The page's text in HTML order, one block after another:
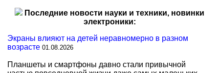
Последние новости науки и техники, новинки
электроники:
Экраны влияют на детей неравномерно в разном
возрасте 01.08.2026
Планшеты и смартфоны давно стали привычной